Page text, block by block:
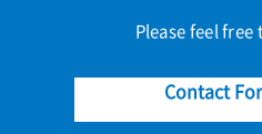
Please feel
Contact